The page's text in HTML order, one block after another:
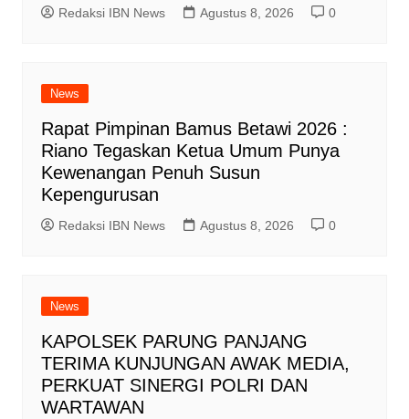
Redaksi IBN News Agustus 8, 2026 0
News
Rapat Pimpinan Bamus Betawi 2026 :
Riano Tegaskan Ketua Umum Punya
Kewenangan Penuh Susun
Kepengurusan
Redaksi IBN News Agustus 8, 2026 0
News
KAPOLSEK PARUNG PANJANG
TERIMA KUNJUNGAN AWAK MEDIA,
PERKUAT SINERGI POLRI DAN
WARTAWAN